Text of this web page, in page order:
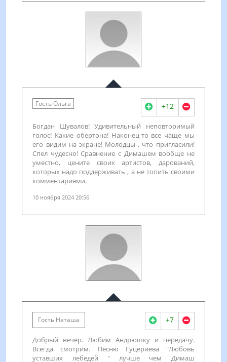
Гость Ольга +12
Богдан Шувалов! Удивительный неповторимый
голос! Какие обертона! Наконец-то все чаще мы
его видим на экране! Молодцы , что пригласили!
Спел чудесно! Сравнение с Димашем вообще не
уместно, цените своих артистов, дарований,
которых надо поддерживать , а не топить своими
комментариями.
10 ноября 2024 20:56
Гость Наташа +7
Добрый вечер. Любим Андрюшку и передачу.
Всегда смотрим. Песню Гуцериева "Любовь
уставших лебедей " лучше чем Димаш